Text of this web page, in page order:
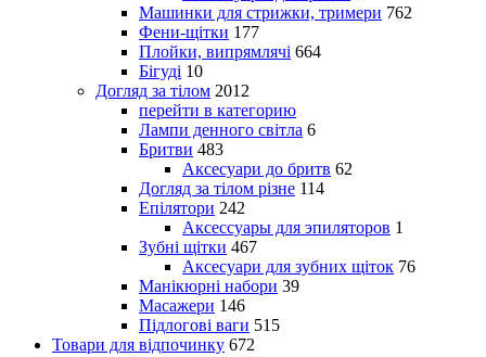
Машинки для стрижки, тримери 762
Фени-щітки 177
Плойки, випрямлячі 664
Бігуді 10
Догляд за тілом 2012
перейти в категорию
Лампи денного світла 6
Бритви 483
Аксесуари до бритв 62
Догляд за тілом різне 114
Епілятори 242
Аксессуары для эпиляторов 1
Зубні щітки 467
Аксесуари для зубних щіток 76
Манікюрні набори 39
Масажери 146
Підлогові ваги 515
Товари для відпочинку 672